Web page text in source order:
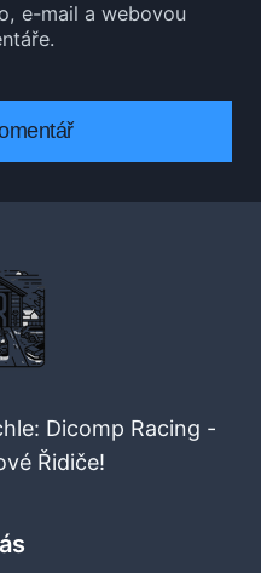
e-mail a webovou
Dicomp Racing -
Řidiče!